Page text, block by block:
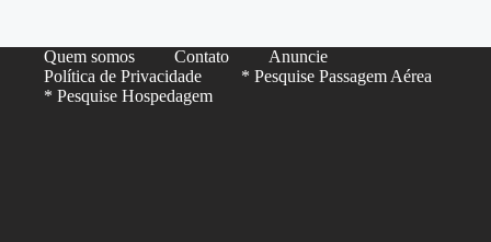
Quem somos Contato
Anuncie
Política de Privacidade
* Pesquise Passagem Aérea
* Pesquise Hospedagem